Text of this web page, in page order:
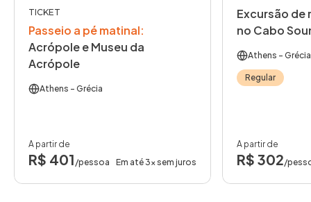
TICKET
Passeio a pé matinal:
Acrópole e Museu da
Acrópole
Athens - Grécia
A partir de
R$ 401 /pessoa Em até 3x sem juros
Excursão de
no Cabo
Athens - Grécia
Regular
A partir de
R$ 302/